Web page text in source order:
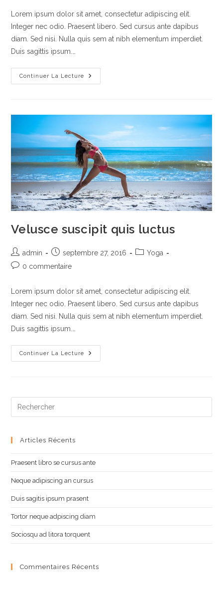
publication :
Lorem ipsum dolor sit amet, consectetur adipiscing elit.
Integer nec odio. Praesent libero. Sed cursus ante dapibus
diam. Sed nisi. Nulla quis sem at nibh elementum imperdiet.
Duis sagittis ipsum.…
Continuer La Lecture
Sociosqu
Ad
Velusce suscipit quis luctus
Auteur/autrice
de
admin
Publication
publiée :
septembre 27, 2016
PostYoga
Commentaires
la
publication :
0 commentaire
Lorem ipsum dolor sit amet, consectetur adipiscing elit.
Integer nec odio. Praesent libero. Sed cursus ante dapibus
diam. Sed nisi. Nulla quis sem at nibh elementum imperdiet.
Duis sagittis ipsum.…
Continuer La Lecture
Velusce
Suscipit
Articles Récents
Praesent libro se cursus ante
Neque adipiscing an cursus
Duis sagitis ipsum prasent
Tortor neque adpiscing diam
Sociosqu ad litora torquent
Commentaires Récents